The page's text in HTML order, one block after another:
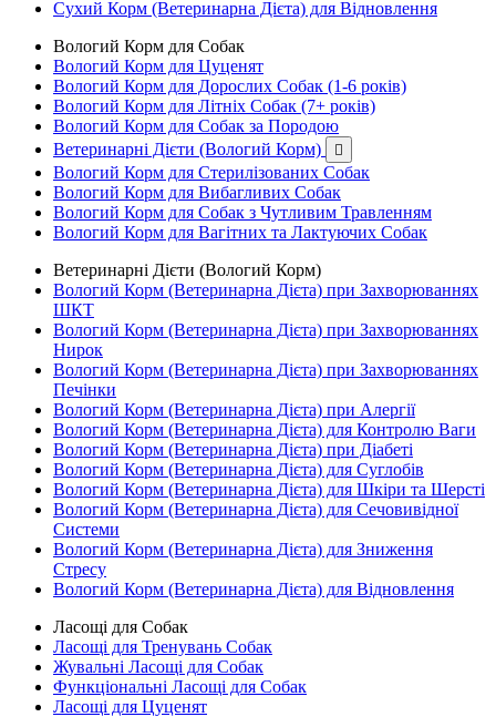
Сухий Корм (Ветеринарна Дієта) для Відновлення
Вологий Корм для Собак
Вологий Корм для Цуценят
Вологий Корм для Дорослих Собак (1-6 років)
Вологий Корм для Літніх Собак (7+ років)
Вологий Корм для Собак за Породою
Ветеринарні Дієти (Вологий Корм)

Вологий Корм для Стерилізованих Собак
Вологий Корм для Вибагливих Собак
Вологий Корм для Собак з Чутливим Травленням
Вологий Корм для Вагітних та Лактуючих Собак
Ветеринарні Дієти (Вологий Корм)
Вологий Корм (Ветеринарна Дієта) при Захворюваннях
ШКТ
Вологий Корм (Ветеринарна Дієта) при Захворюваннях
Нирок
Вологий Корм (Ветеринарна Дієта) при Захворюваннях
Печінки
Вологий Корм (Ветеринарна Дієта) при Алергії
Вологий Корм (Ветеринарна Дієта) для Контролю Ваги
Вологий Корм (Ветеринарна Дієта) при Діабеті
Вологий Корм (Ветеринарна Дієта) для Суглобів
Вологий Корм (Ветеринарна Дієта) для Шкіри та Шерсті
Вологий Корм (Ветеринарна Дієта) для Сечовивідної
Системи
Вологий Корм (Ветеринарна Дієта) для Зниження
Стресу
Вологий Корм (Ветеринарна Дієта) для Відновлення
Ласощі для Собак
Ласощі для Тренувань Собак
Жувальні Ласощі для Собак
Функціональні Ласощі для Собак
Ласощі для Цуценят